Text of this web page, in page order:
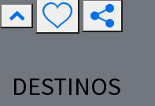
DESTINOS